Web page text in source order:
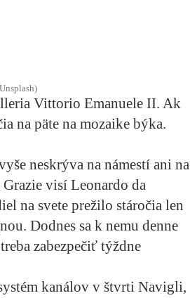
Vittorio Emanuele II. Ak
na päte na mozaike býka.
neskrýva na námestí ani na
visí Leonardo da
na svete prežilo stáročia len
Dodnes sa k nemu denne
zabezpečiť týždne
kanálov v štvrti Navigli,